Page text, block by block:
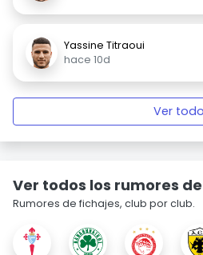
Yassine Titraoui
hace 10d
Ver todo
Ver todos los rumores
Rumores de fichajes, club por club.